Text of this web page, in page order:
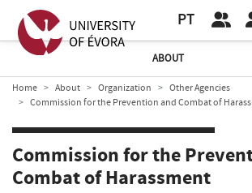
PT
ABOUT
Home About Organization
Other Agencies
Commission for the Prevention and Combat of
Commission for the
Combat of Harassment